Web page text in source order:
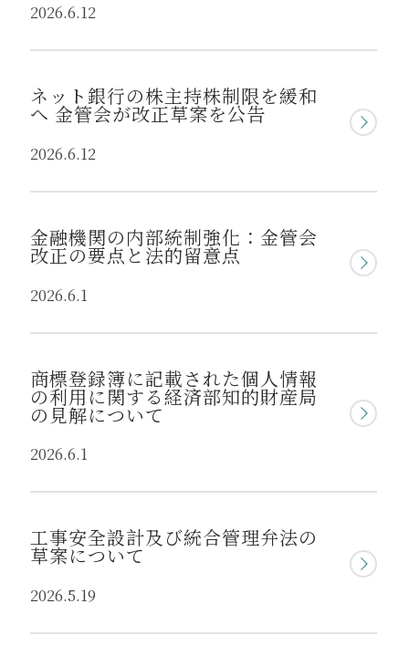
2026.6.12
ネット銀行の株主持株制限を緩和
へ 金管会が改正草案を公告
2026.6.12
金融機関の内部統制強化：金管会
改正の要点と法的留意点
2026.6.1
商標登録簿に記載された個人情報
の利用に関する経済部知的財産局
の見解について
2026.6.1
工事安全設計及び統合管理弁法の
草案について
2026.5.19